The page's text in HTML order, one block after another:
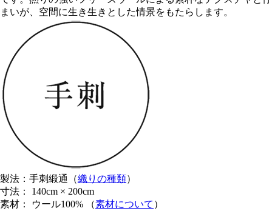
まいが、空間に生き生きとした情景をもたらします。
製法：手刺緞通（織りの種類）
寸法： 140cm × 200cm
素材： ウール100% （素材について ）